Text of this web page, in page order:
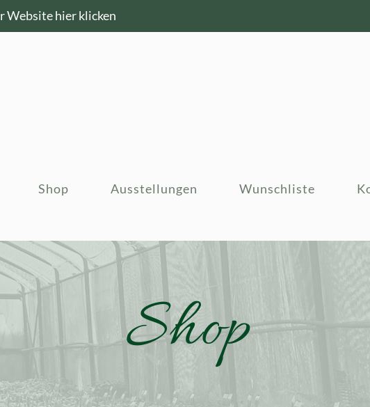
Website hier klicken
Shop Ausstellungen Wunschliste
Shop